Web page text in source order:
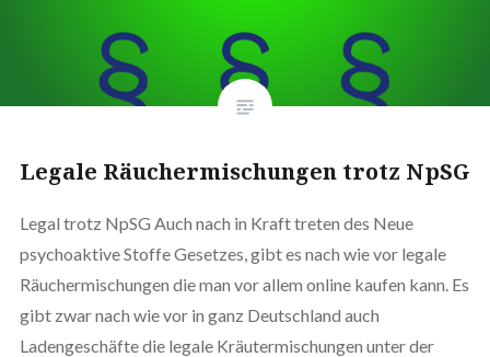
Legale Räuchermischungen trotz NpSG
Legal trotz NpSG Auch nach in Kraft treten des Neue
psychoaktive Stoffe Gesetzes, gibt es nach wie vor legale
Räuchermischungen die man vor allem online kaufen kann. Es
gibt zwar nach wie vor in ganz Deutschland auch
Ladengeschäfte die legale Kräutermischungen unter der